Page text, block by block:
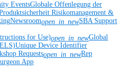
EventsGlobale Offenlegung der
Risikomanagement &
Newsroomopen_in_newSBA Support
for Use)open_in_newGlobal
Unique Device Identifier
Requestsopen_in_newRep
App